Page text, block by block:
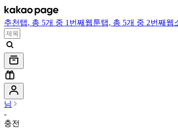
추천 탭, 총 5개 중 1번째 웹툰탭, 총 5개 중 2번째 웹
님
-
충전